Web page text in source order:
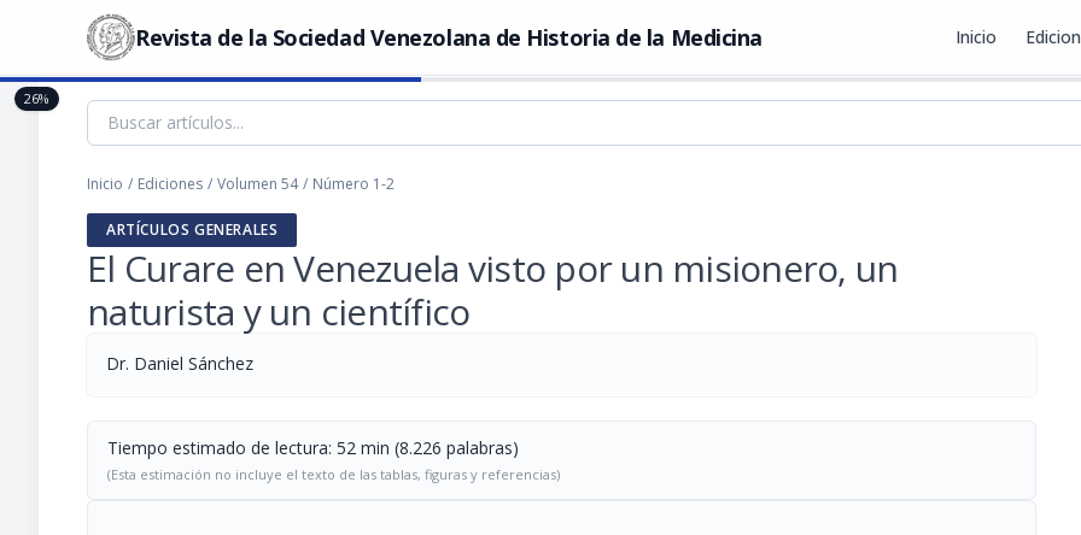
Revista de la Sociedad Venezolana de Historia de la Medicina Inicio
Inicio / Ediciones / Volumen 54 / Número 1-2
ARTÍCULOS GENERALES
El Curare en Venezuela visto por un misionero, un
naturista y un científico
Dr. Daniel Sánchez
Tiempo estimado de lectura: 52 min (8.226 palabras)
(Esta estimación no incluye el texto de las tablas, figuras y referencias)
26%